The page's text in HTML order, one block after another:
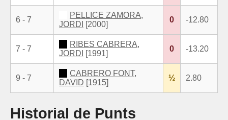
6 - 7
PELLICE ZAMORA,
JORDI
[2000]
0 -12.80
7 - 7
RIBES CABRERA,
JORDI
[1991]
0 -13.20
9 - 7
CABRERO FONT,
DAVID [1915]
½ 2.80
Historial de Punts